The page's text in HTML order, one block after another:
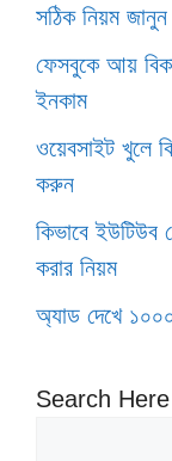
সঠিক নিয়ম জানুন
ফেসবুকে আয়
ইনকাম
ওয়েবসাইট খুলে
করুন
কিভাবে ইউটিউব
করার নিয়ম
অ্যাড দেখে
Search Here